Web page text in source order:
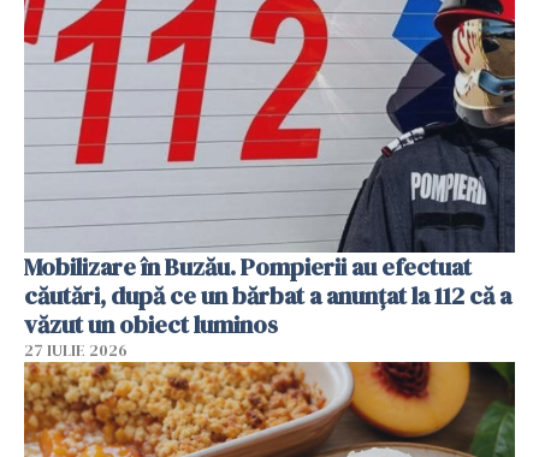
Mobilizare în Buzău. Pompierii au efectuat
căutări, după ce un bărbat a anunțat la 112 că a
văzut un obiect luminos
27 IULIE 2026